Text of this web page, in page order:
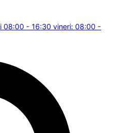
08:00 - 16:30 vineri: 08:00 -